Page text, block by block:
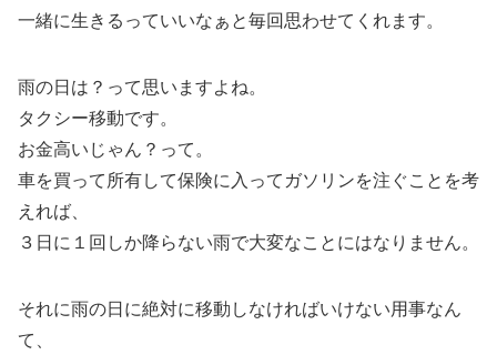
一緒に生きるっていいなぁと毎回思わせてくれます。
雨の日は？って思いますよね。
タクシー移動です。
お金高いじゃん？って。
車を買って所有して保険に入ってガソリンを注ぐことを考
えれば、
３日に１回しか降らない雨で大変なことにはなりません。
それに雨の日に絶対に移動しなければいけない用事なん
て、